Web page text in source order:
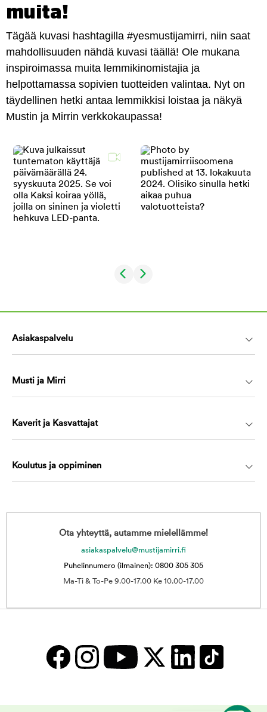
muita!
Tägää kuvasi hashtagilla #yesmustijamirri, niin saat
mahdollisuuden nähdä kuvasi täällä! Ole mukana
inspiroimassa muita lemmikinomistajia ja
helpottamassa sopivien tuotteiden valintaa. Nyt on
täydellinen hetki antaa lemmikkisi loistaa ja näkyä
Mustin ja Mirrin verkkokaupassa!
Asiakaspalvelu
Musti ja Mirri
Kaverit ja Kasvattajat
Koulutus ja oppiminen
Ota yhteyttä, autamme mielellämme!
asiakaspalvelu@mustijamirri.fi
Puhelinnumero (ilmainen): 0800 305 305
Ma-Ti & To-Pe 9.00-17.00 Ke 10.00-17.00